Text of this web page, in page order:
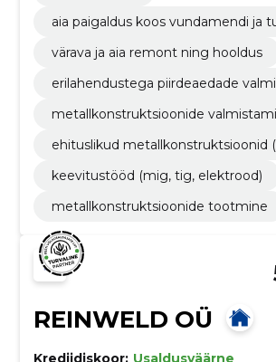
aia paigaldus koos vundamendi ja
värava ja aia remont ning hooldus
erilahendustega piirdeaedade
metallkonstruktsioonide
ehituslikud metallkonstruktsioonid
keevitustööd (mig, tig, elektrood)
metallkonstruktsioonide tootmine
REINWELD OÜ
Krediidiskoor: Usaldusväärne